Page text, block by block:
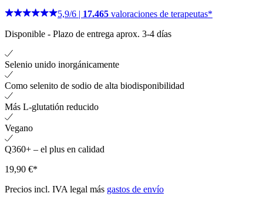
5,9/6 | 17.465 valoraciones de terapeutas*
Disponible - Plazo de entrega aprox. 3-4 días
Selenio unido inorgánicamente
Como selenito de sodio de alta biodisponibilidad
Más L-glutatión reducido
Vegano
Q360+ – el plus en calidad
19,90 €*
Precios incl. IVA legal más gastos de envío